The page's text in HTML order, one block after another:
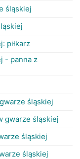
śląskiej
piłkarz
- panna z
śląskiej
gwarze śląskiej
śląskiej
śląskiej